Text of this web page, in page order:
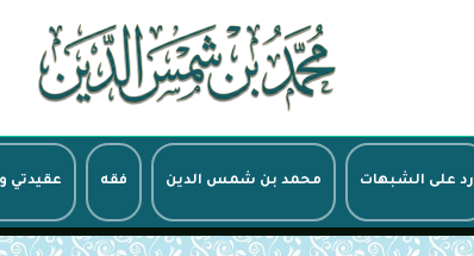
رد على الشبهات محمد بن شمس الدين فقه عقيدتي